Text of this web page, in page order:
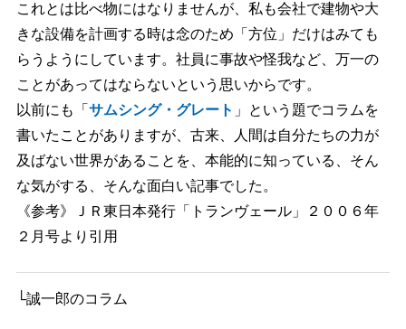
これとは比べ物にはなりませんが、私も会社で建物や大
きな設備を計画する時は念のため「方位」だけはみても
らうようにしています。社員に事故や怪我など、万一の
ことがあってはならないという思いからです。
以前にも「 サムシング・グレート 」という題でコラムを
書いたことがありますが、古来、人間は自分たちの力が
及ばない世界があることを、本能的に知っている、そん
な気がする、そんな面白い記事でした。
《参考》ＪＲ東日本発行「トランヴェール」２００６年
２月号より引用
└誠一郎のコラム